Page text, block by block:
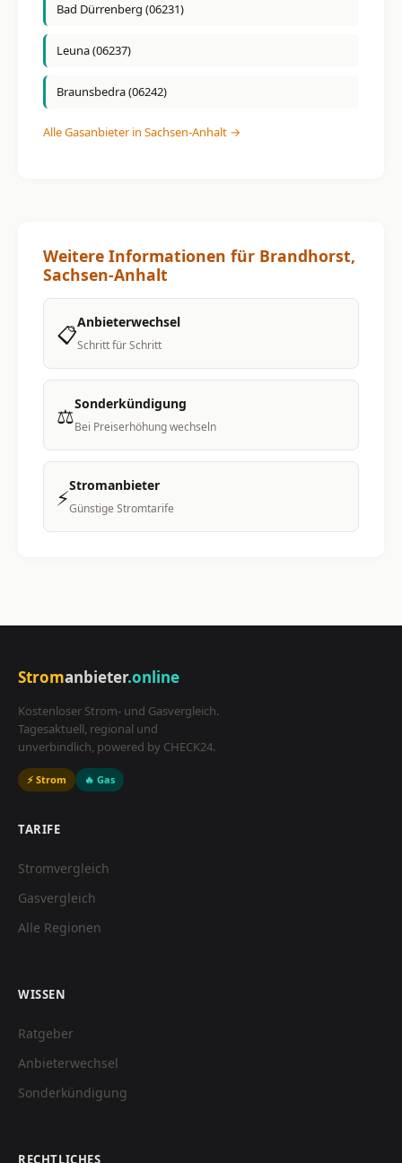
Bad Dürrenberg (06231)
Leuna (06237)
Braunsbedra (06242)
Alle Gasanbieter in Sachsen-Anhalt →
Weitere Informationen für Brandhorst,
Sachsen-Anhalt
📋Anbieterwechsel
Schritt für Schritt
⚖️Sonderkündigung
Bei Preiserhöhung wechseln
⚡Stromanbieter
Günstige Stromtarife
Stromanbieter.online
Kostenloser Strom- und Gasvergleich.
Tagesaktuell, regional und
unverbindlich, powered by CHECK24.
⚡ Strom 🔥 Gas
TARIFE
Stromvergleich
Gasvergleich
Alle Regionen
WISSEN
Ratgeber
Anbieterwechsel
Sonderkündigung
RECHTLICHES